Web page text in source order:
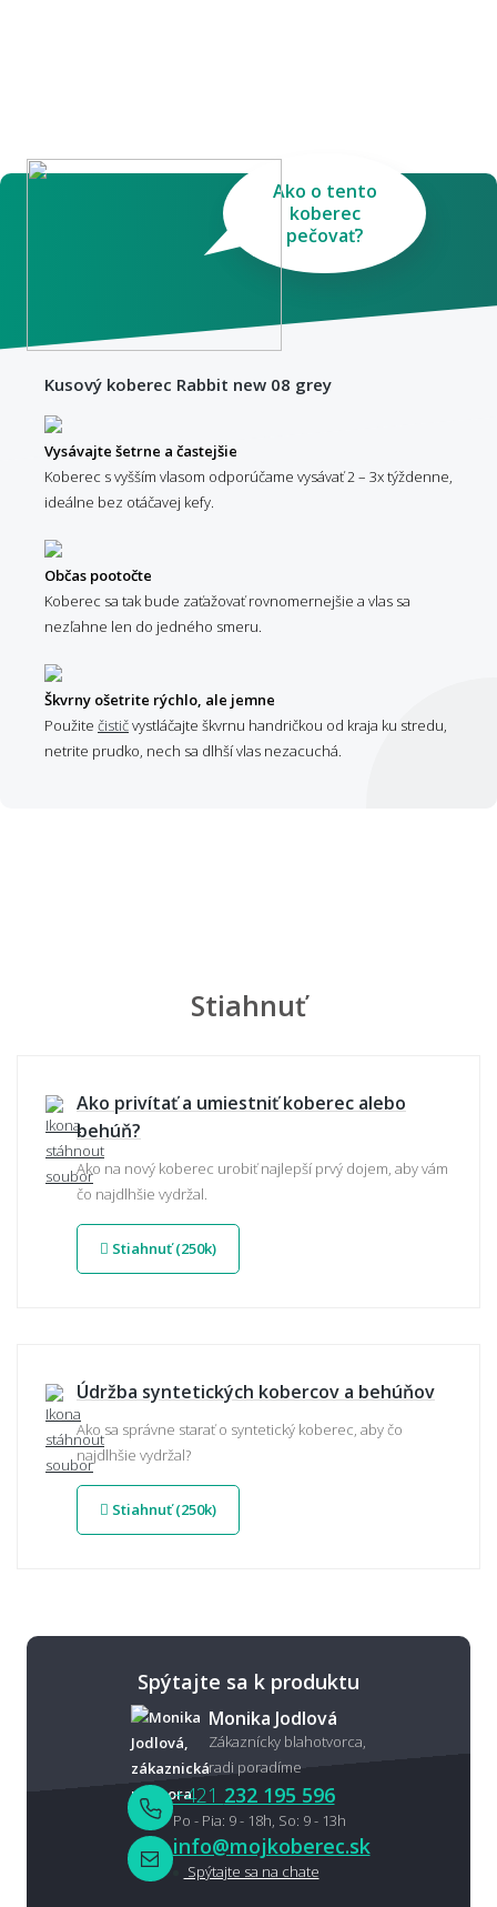
Ako o tento
koberec
pečovať?
Kusový koberec Rabbit new 08 grey
Vysávajte šetrne a častejšie
Koberec s vyšším vlasom odporúčame vysávať 2 – 3x týždenne,
ideálne bez otáčavej kefy.
Občas pootočte
Koberec sa tak bude zaťažovať rovnomernejšie a vlas sa
nezľahne len do jedného smeru.
Škvrny ošetrite rýchlo, ale jemne
Použite čističvystláčajte škvrnu handričkou od kraja ku stredu,
netrite prudko, nech sa dlhší vlas nezacuchá.
Stiahnuť
Ako privítať a umiestniť koberec alebo
behúň?
Ako na nový koberec urobiť najlepší prvý dojem, aby vám
čo najdlhšie vydržal.
Stiahnuť (250k)
Údržba syntetických kobercov a behúňov
Ako sa správne starať o syntetický koberec, aby čo
najdlhšie vydržal?
Stiahnuť (250k)
Spýtajte sa k produktu
Monika Jodlová
Zákaznícky blahotvorca,
radi poradíme
+421 232 195 596
Po - Pia: 9 - 18h, So: 9 - 13h
info@mojkoberec.sk
Spýtajte sa na chate